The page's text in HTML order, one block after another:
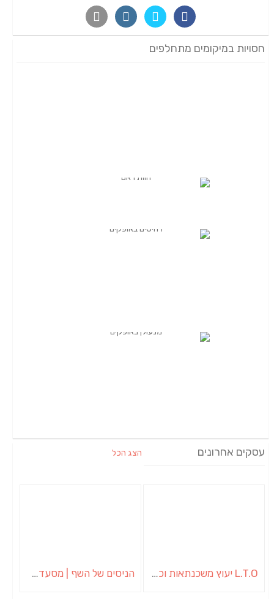
חסויות במיקומים מתחלפים
עסקים אחרונים הצג הכל
L.T.O יעוץ משכנתאות וכלכלת משפחה | יועץ משכנתאות באשכול הניסים של השף | מסעדת שף בבית | ארוחות גורמה